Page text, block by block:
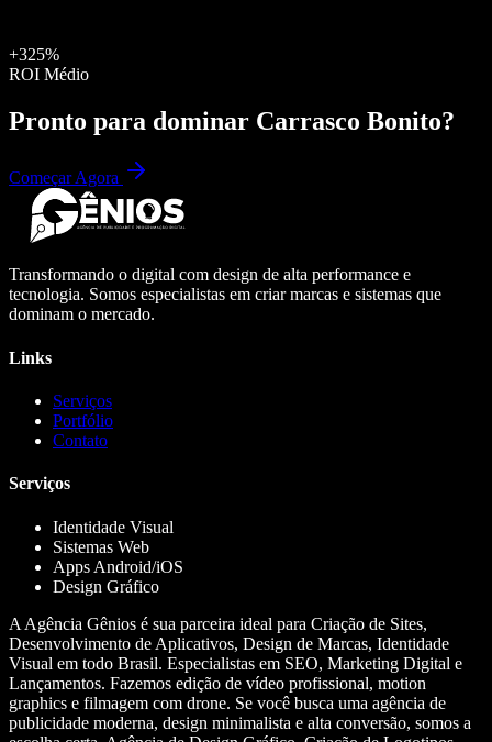
+325%
ROI Médio
Pronto para dominar Carrasco Bonito?
Começar Agora
Transformando o digital com design de alta performance e
tecnologia. Somos especialistas em criar marcas e sistemas que
dominam o mercado.
Links
Serviços
Portfólio
Contato
Serviços
Identidade Visual
Sistemas Web
Apps Android/iOS
Design Gráfico
A Agência Gênios é sua parceira ideal para Criação de Sites,
Desenvolvimento de Aplicativos, Design de Marcas, Identidade
Visual em todo Brasil. Especialistas em SEO, Marketing Digital e
Lançamentos. Fazemos edição de vídeo profissional, motion
graphics e filmagem com drone. Se você busca uma agência de
publicidade moderna, design minimalista e alta conversão, somos a